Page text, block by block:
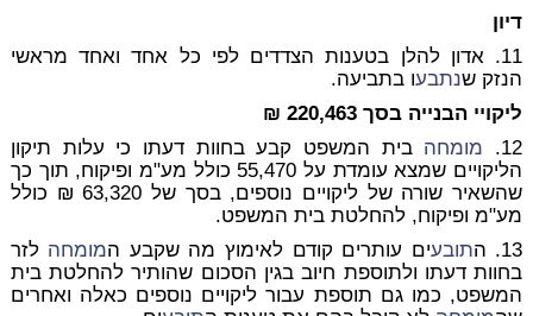
דיון
11. אדון להלן בטענות הצדדים לפי כל אחד ואחד מראשי
הנזק שנתבעו בתביעה.
ליקויי הבנייה בסך 220,463 ₪
12.
מומחה בית המשפט קבע בחוות דעתו כי עלות תיקון
הליקויים שמצא עומדת על 55,470 כולל מע"מ ופיקוח, תוך כך
שהשאיר שורה של ליקויים נוספים, בסך של 63,320 ₪ כולל
מע"מ ופיקוח, להחלטת בית המשפט.
13. ה
תובעים עותרים קודם לאימוץ מה שקבע המומחה לזר
בחוות דעתו ולתוספת חיוב בגין הסכום שהותיר להחלטת בית
המשפט, כמו גם תוספת עבור ליקויים נוספים כאלה ואחרים